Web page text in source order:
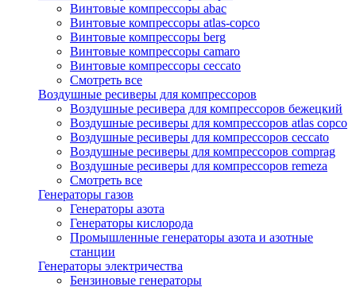
Винтовые компрессоры abac
Винтовые компрессоры atlas-copco
Винтовые компрессоры berg
Винтовые компрессоры camaro
Винтовые компрессоры ceccato
Смотреть все
Воздушные ресиверы для компрессоров
Воздушные ресивера для компрессоров бежецкий
Воздушные ресиверы для компрессоров atlas copco
Воздушные ресиверы для компрессоров ceccato
Воздушные ресиверы для компрессоров comprag
Воздушные ресиверы для компрессоров remeza
Смотреть все
Генераторы газов
Генераторы азота
Генераторы кислорода
Промышленные генераторы азота и азотные
станции
Генераторы электричества
Бензиновые генераторы